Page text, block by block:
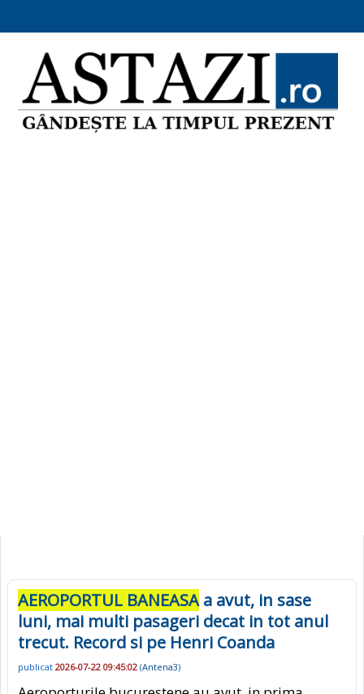
AEROPORTUL BANEASAa avut, in sase
luni, mai multi pasageri decat in tot anul
trecut. Record si pe Henri Coanda
publicat 2026-07-22 09:45:02 (Antena3)